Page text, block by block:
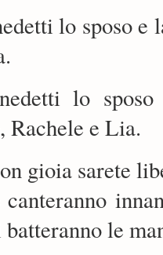
lo sposo e
lo
Rachele e Lia.
gioia sarete
le